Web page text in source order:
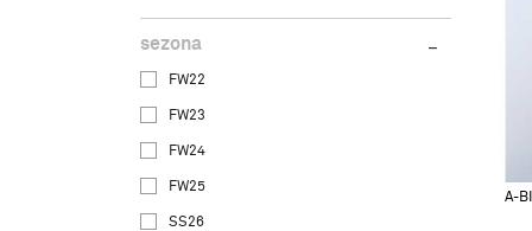
sezona
FW22
FW23
FW24
FW25
SS26
A-